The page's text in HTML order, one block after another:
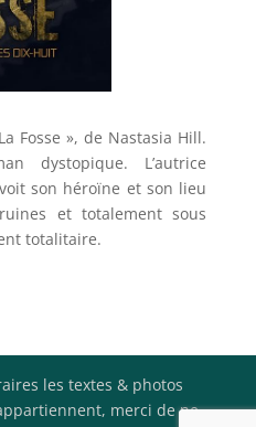
Fosse », de Nastasia Hill.
dystopique. L’autrice
son héroïne et son lieu
et totalement sous
totalitaire.
les textes & photos
merci de ne